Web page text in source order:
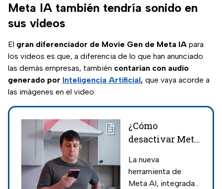
Meta IA también tendría sonido en
sus videos
El gran diferenciador de Movie Gen de Meta IA para
los videos es que, a diferencia de lo que han anunciado
las demás empresas, también contarían con audio
generado por Inteligencia Artificial, que vaya acorde a
las imágenes en el video.
¿Cómo
desactivar Meta
WhatsApp? Esto
dicen los
La nueva
herramienta de
Meta AI, integrada